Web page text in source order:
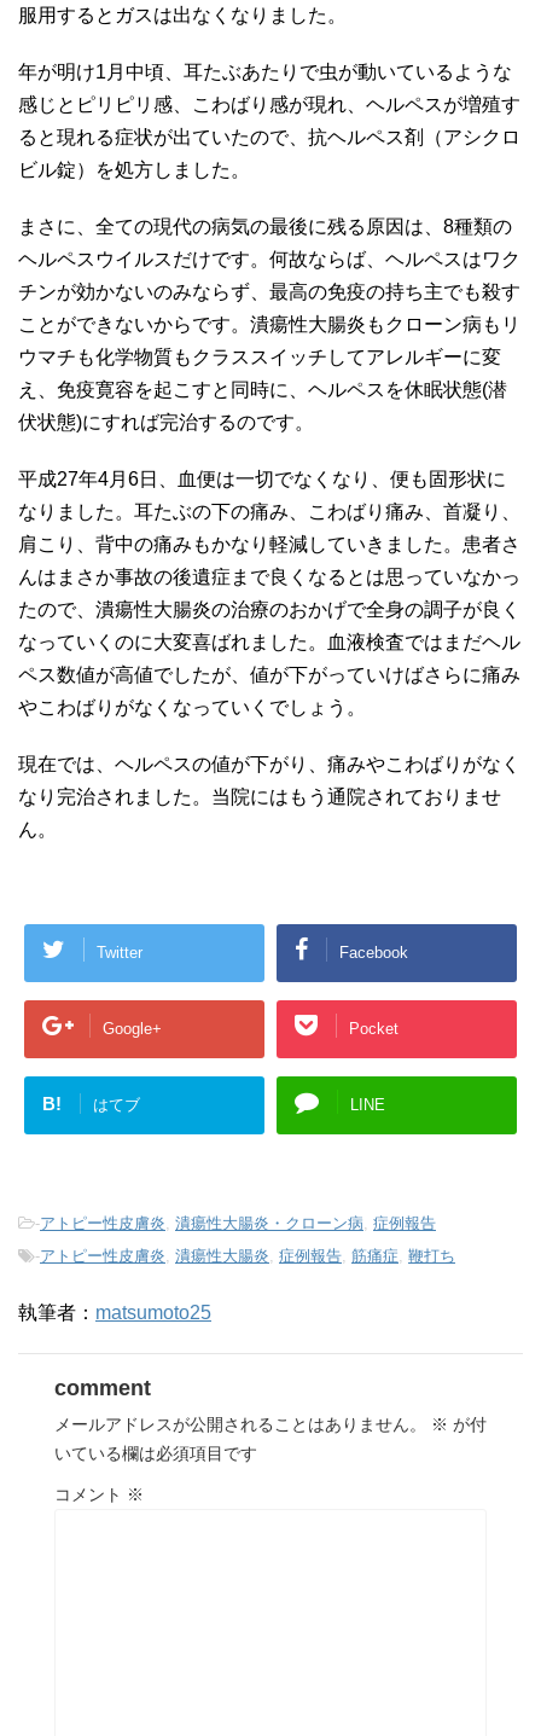
服用するとガスは出なくなりました。
年が明け1月中頃、耳たぶあたりで虫が動いているような
感じとピリピリ感、こわばり感が現れ、ヘルペスが増殖す
ると現れる症状が出ていたので、抗ヘルペス剤（アシクロ
ビル錠）を処方しました。
まさに、全ての現代の病気の最後に残る原因は、8種類の
ヘルペスウイルスだけです。何故ならば、ヘルペスはワク
チンが効かないのみならず、最高の免疫の持ち主でも殺す
ことができないからです。潰瘍性大腸炎もクローン病もリ
ウマチも化学物質もクラススイッチしてアレルギーに変
え、免疫寛容を起こすと同時に、ヘルペスを休眠状態(潜
伏状態)にすれば完治するのです。
平成27年4月6日、血便は一切でなくなり、便も固形状に
なりました。耳たぶの下の痛み、こわばり痛み、首凝り、
肩こり、背中の痛みもかなり軽減していきました。患者さ
んはまさか事故の後遺症まで良くなるとは思っていなかっ
たので、潰瘍性大腸炎の治療のおかげで全身の調子が良く
なっていくのに大変喜ばれました。血液検査ではまだヘル
ペス数値が高値でしたが、値が下がっていけばさらに痛み
やこわばりがなくなっていくでしょう。
現在では、ヘルペスの値が下がり、痛みやこわばりがなく
なり完治されました。当院にはもう通院されておりませ
ん。
Twitter Facebook
Google+ Pocket
B! はてブ LINE
-アトピー性皮膚炎 潰瘍性大腸炎・クローン病 症例報告
-アトピー性皮膚炎 潰瘍性大腸炎 症例報告 筋痛症 鞭打ち
執筆者： matsumoto25
comment
メールアドレスが公開されることはありません。 ※ が付
いている欄は必須項目です
コメント ※